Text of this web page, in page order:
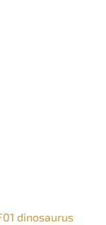
dinosaurus